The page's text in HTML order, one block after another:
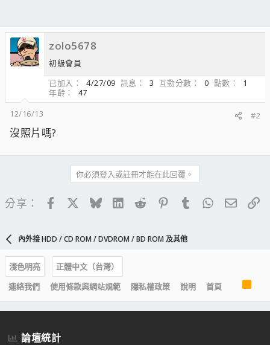
zolo5678
初級會員
已加入
4/27/09 訊息 3 互動分數 0 點數
1
年齡
47
12/16/13
#2
沒照片嗎?
你必須登入或註冊才能在此回覆。
分享： FacebookBlueskyLinkedIn
Reddit PinterestTumblrWhatsApp
電子
內外接 HDD / CD ROM / DVDROM / BD ROM 及其他
淺色明亮
正體中文（台灣）
連絡我們
使用條款與網站規範 隱私權政策 說明 首頁
S
論壇統計